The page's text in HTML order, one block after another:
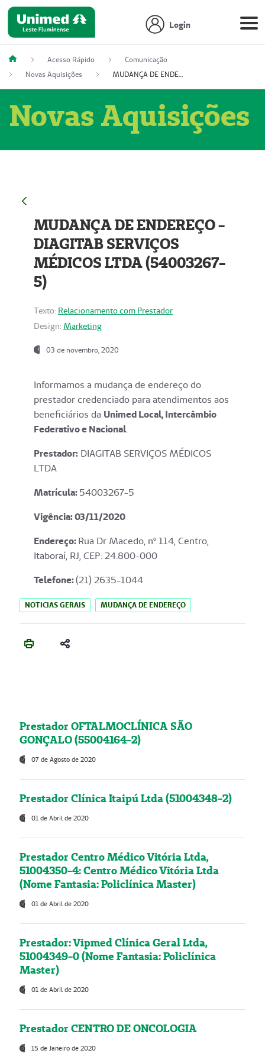
Login
Acesso Rápido
Comunicação
Novas Aquisições
MUDANÇA DE ENDEREÇO - DIAGITAB SERVIÇOS MÉDICOS LTDA (54003267-5)
Novas Aquisições
MUDANÇA DE ENDEREÇO -
DIAGITAB SERVIÇOS
MÉDICOS LTDA (54003267-
5)
Texto: Relacionamento com Prestador
Design: Marketing
03 de novembro, 2020
Informamos a mudança de endereço do
prestador credenciado para atendimentos aos
beneficiários da Unimed Local, Intercâmbio
Federativo e Nacional.
Prestador: DIAGITAB SERVIÇOS MÉDICOS
LTDA
Matrícula:54003267-5
Vigência: 03/11/2020
Endereço:Rua Dr Macedo, nº 114, Centro,
Itaboraí, RJ, CEP: 24.800-000
Telefone:(21) 2635-1044
NOTICIAS GERAIS MUDANÇA DE ENDEREÇO
Prestador OFTALMOCLÍNICA SÃO
GONÇALO (55004164-2)
07 de Agosto de 2020
Prestador Clínica Itaipú Ltda (51004348-2)
01 de Abril de 2020
Prestador Centro Médico Vitória Ltda,
51004350-4: Centro Médico Vitória Ltda
(Nome Fantasia: Policlínica Master)
01 de Abril de 2020
Prestador: Vipmed Clínica Geral Ltda,
51004349-0 (Nome Fantasia: Policlínica
Master)
01 de Abril de 2020
Prestador CENTRO DE ONCOLOGIA
15 de Janeiro de 2020